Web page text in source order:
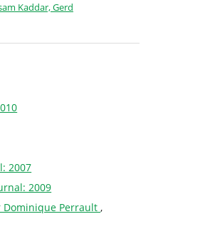
Kaddar, Gerd
2007
2009
Dominique Perrault,